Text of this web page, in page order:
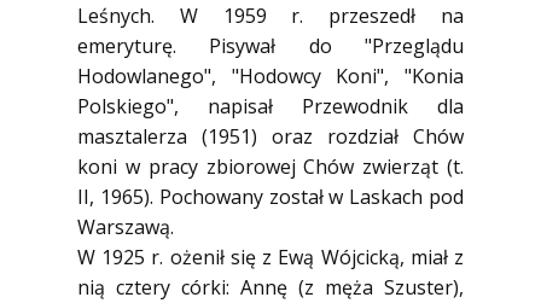
Leśnych. W 1959 r. przeszedł na
emeryturę. Pisywał do "Przeglądu
Hodowlanego", "Hodowcy Koni", "Konia
Polskiego", napisał Przewodnik dla
masztalerza (1951) oraz rozdział Chów
koni w pracy zbiorowej Chów zwierząt (t.
II, 1965). Pochowany został w Laskach pod
Warszawą.
W 1925 r. ożenił się z Ewą Wójcicką, miał z
nią cztery córki: Annę (z męża Szuster),